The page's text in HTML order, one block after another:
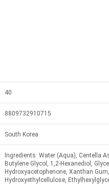
40
8809732910715
South Korea
Ingredients: Water (Aqua), Centella
Butylene Glycol, 1,2-Hexanediol,
Hydroxyacetophenone, Xanthan
Hydroxyethylcellulose,